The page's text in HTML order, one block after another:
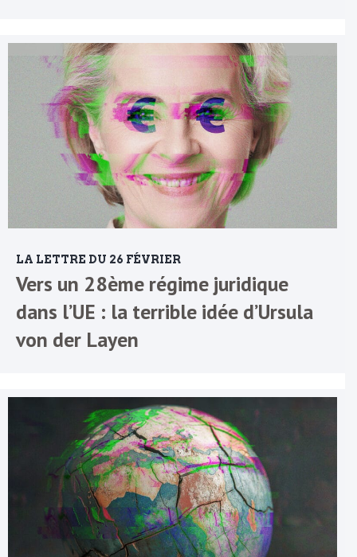
LA LETTRE DU 26 FÉVRIER
Vers un 28ème régime juridique
dans l’UE : la terrible idée d’Ursula
von der Layen